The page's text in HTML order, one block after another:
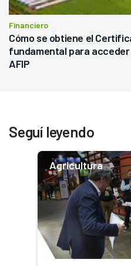
Financiero
Cómo se obtiene el
fundamental para
AFIP
Seguí leyendo
Agricultura